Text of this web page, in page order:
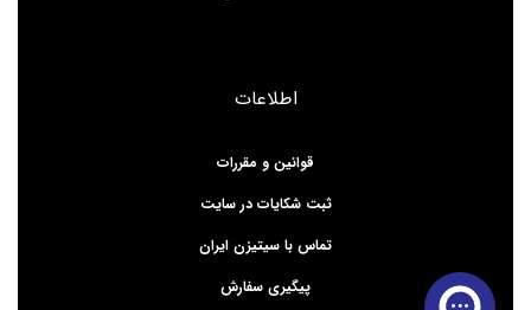
اطلاعات
قوانین و مقررات
ثبت شکایات در سایت
تماس با سیتیزن ایران
پیگیری سفارش